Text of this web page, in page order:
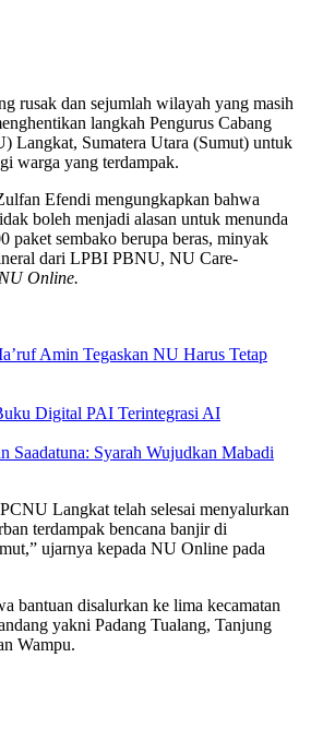
rusak dan sejumlah wilayah yang masih
langkah Pengurus Cabang
Langkat, Sumatera Utara (Sumut) untuk
warga yang terdampak.
Efendi mengungkapkan bahwa
boleh menjadi alasan untuk menunda
paket sembako berupa beras, minyak
dari LPBI PBNU, NU Care-
NU Online.
Amin Tegaskan NU Harus Tetap
Digital PAI Terintegrasi AI
Saadatuna: Syarah Wujudkan Mabadi
Langkat telah selesai menyalurkan
terdampak bencana banjir di
ujarnya kepada NU Online pada
bantuan disalurkan ke lima kecamatan
yakni Padang Tualang, Tanjung
Wampu.